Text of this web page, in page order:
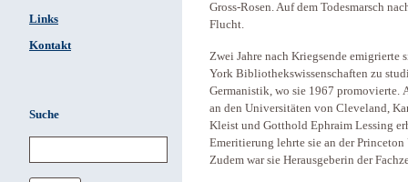
Links
Kontakt
Suche
Gross-Rosen. Auf dem Todesmarsch
Flucht.
Zwei Jahre nach Kriegsende
York Bibliothekswissenschaften zu
Germanistik, wo sie 1967 promovierte.
an den Universitäten von Cleveland,
Kleist und Gotthold Ephraim Lessing
Emeritierung lehrte sie an der
Zudem war sie Herausgeberin der